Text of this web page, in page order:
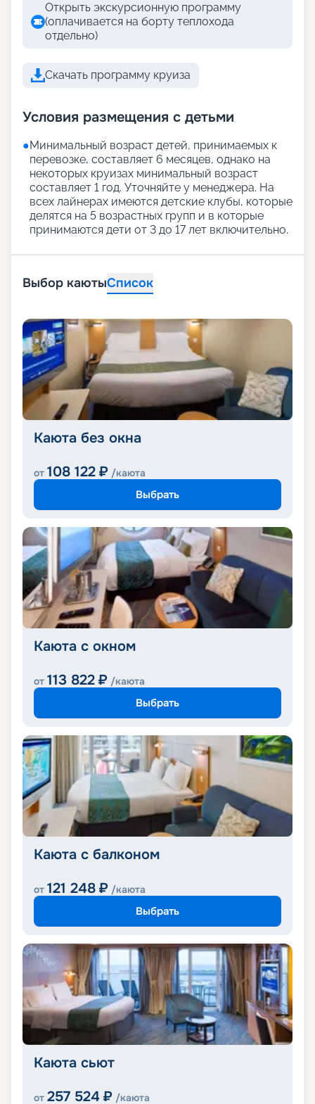
Открыть экскурсионную программу
(оплачивается на борту теплохода
отдельно)
Скачать программу круиза
Условия размещения с детьми
●Минимальный возраст детей, принимаемых к
перевозке, составляет 6 месяцев, однако на
некоторых круизах минимальный возраст
составляет 1 год. Уточняйте у менеджера. На
всех лайнерах имеются детские клубы, которые
делятся на 5 возрастных групп и в которые
принимаются дети от 3 до 17 лет включительно.
Выбор каютыСписок
Каюта без окна
от 108 122 ₽ /каюта
Выбрать
Каюта с окном
от 113 822 ₽ /каюта
Выбрать
Каюта с балконом
от 121 248 ₽ /каюта
Выбрать
Каюта сьют
от 257 524 ₽ /каюта